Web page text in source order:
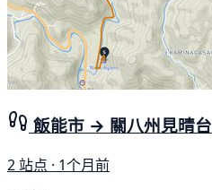
飯能市 → 關八州見晴台
2 站点 · 1个月前